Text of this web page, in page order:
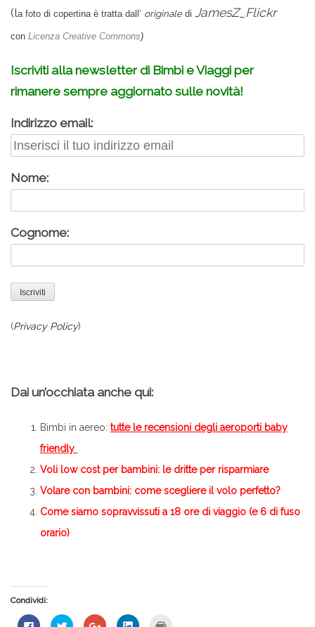
(la foto di copertina è tratta dall’ originale di JamesZ_Flickr
con Licenza Creative Commons)
Iscriviti alla newsletter di Bimbi e Viaggi per
rimanere sempre aggiornato sulle novità!
Indirizzo email:
Nome:
Cognome:
(Privacy Policy)
Dai un’occhiata anche qui:
Bimbi in aereo: tutte le recensioni degli aeroporti baby
friendly
Voli low cost per bambini: le dritte per risparmiare
Volare con bambini: come scegliere il volo perfetto?
Come siamo sopravvissuti a 18 ore di viaggio (e 6 di fuso
orario)
Condividi:
Fai Fai Fai Fai